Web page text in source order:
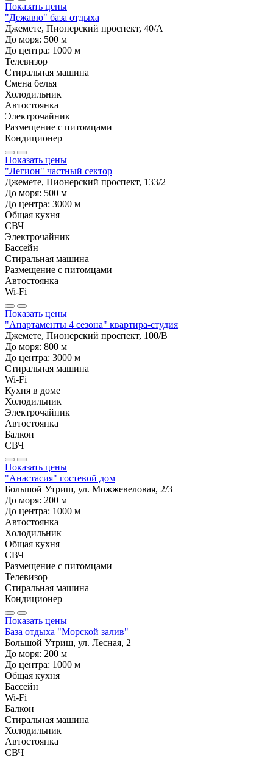
Показать цены
"Дежавю" база отдыха
Джемете, Пионерский проспект, 40/А
До моря: 500 м
До центра: 1000 м
Телевизор
Стиральная машина
Смена белья
Холодильник
Автостоянка
Электрочайник
Размещение с питомцами
Кондиционер
Показать цены
"Легион" частный сектор
Джемете, Пионерский проспект, 133/2
До моря: 500 м
До центра: 3000 м
Общая кухня
СВЧ
Электрочайник
Бассейн
Стиральная машина
Размещение с питомцами
Автостоянка
Wi-Fi
Показать цены
"Апартаменты 4 сезона" квартира-студия
Джемете, Пионерский проспект, 100/В
До моря: 800 м
До центра: 3000 м
Стиральная машина
Wi-Fi
Кухня в доме
Холодильник
Электрочайник
Автостоянка
Балкон
СВЧ
Показать цены
"Анастасия" гостевой дом
Большой Утриш, ул. Можжевеловая, 2/3
До моря: 200 м
До центра: 1000 м
Автостоянка
Холодильник
Общая кухня
СВЧ
Размещение с питомцами
Телевизор
Стиральная машина
Кондиционер
Показать цены
База отдыха "Морской залив"
Большой Утриш, ул. Лесная, 2
До моря: 200 м
До центра: 1000 м
Общая кухня
Бассейн
Wi-Fi
Балкон
Стиральная машина
Холодильник
Автостоянка
СВЧ